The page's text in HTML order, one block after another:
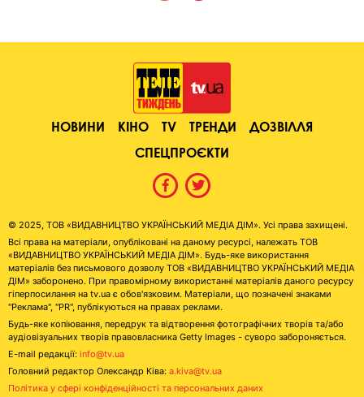
НОВИНИ КІНО TV ТРЕНДИ
ДОЗВІЛЛЯ
СПЕЦПРОЄКТИ
© 2025, ТОВ «ВИДАВНИЦТВО УКРАЇНСЬКИЙ МЕДІА ДІМ». Усі права захищені.
Всі права на матеріали, опубліковані на даному ресурсі, належать ТОВ
«ВИДАВНИЦТВО УКРАЇНСЬКИЙ МЕДІА ДІМ». Будь-яке використання
матеріалів без письмового дозволу ТОВ «ВИДАВНИЦТВО УКРАЇНСЬКИЙ МЕДІА
ДІМ» заборонено. При правомірному використанні матеріалів даного ресурсу
гіперпосилання на tv.ua є обов'язковим. Матеріали, що позначені знаками
"Реклама", "PR", публікуються на правах реклами.
Будь-яке копіювання, передрук та відтворення фотографічних творів та/або
аудіовізуальних творів правовласника Getty Images - суворо забороняється.
E-mail редакції: info@tv.ua
Головний редактор Олександр Ківа: a.kiva@tv.ua
Політика у сфері конфіденційності та персональних даних